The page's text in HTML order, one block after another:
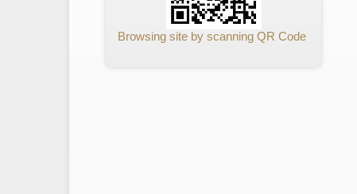
Browsing site by scanning QR Code